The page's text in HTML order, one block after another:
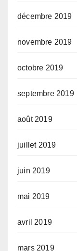
décembre 2019
novembre 2019
octobre 2019
septembre 2019
août 2019
juillet 2019
juin 2019
mai 2019
avril 2019
mars 2019